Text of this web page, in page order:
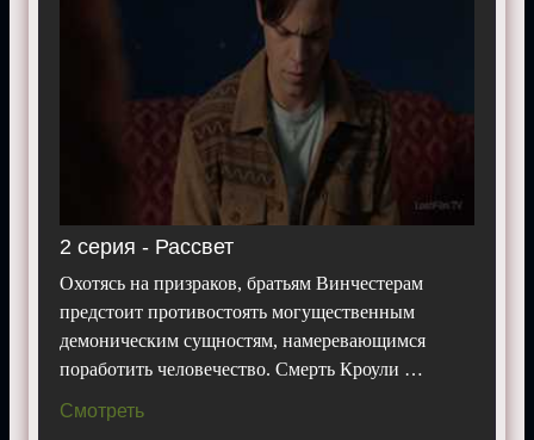
2 серия - Рассвет
Охотясь на призраков, братьям Винчестерам
предстоит противостоять могущественным
демоническим сущностям, намеревающимся
поработить человечество. Смерть Кроули …
Смотреть